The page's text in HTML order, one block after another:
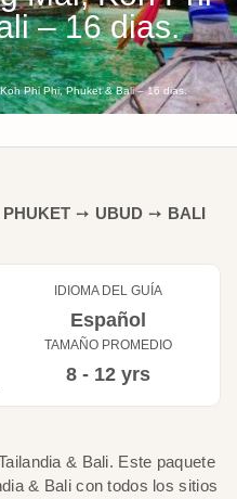
– 16 dias.
Phi Phi, Phuket & Bali – 16 dias.
PHUKET ➙ UBUD ➙ BALI
IDIOMA DEL GUÍA
Español
TAMAÑO PROMEDIO
8 - 12 yrs
& Bali. Este paquete
& Bali con todos los sitios